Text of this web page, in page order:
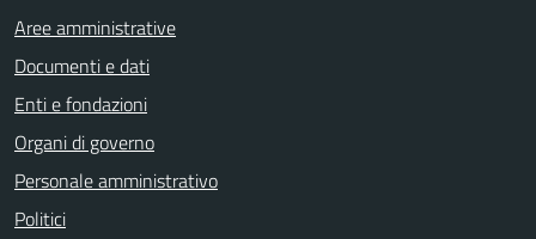
Aree amministrative
Documenti e dati
Enti e fondazioni
Organi di governo
Personale amministrativo
Politici